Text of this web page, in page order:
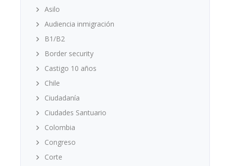
Asilo
Audiencia inmigración
B1/B2
Border security
Castigo 10 años
Chile
Ciudadanía
Ciudades Santuario
Colombia
Congreso
Corte